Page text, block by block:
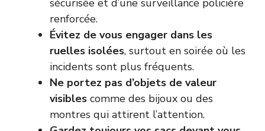
sécurisée et d’une surveillance policière
renforcée.
Évitez de vous engager dans les
ruelles isolées, surtout en soirée où les
incidents sont plus fréquents.
Ne portez pas d’objets de valeur
visibles comme des bijoux ou des
montres qui attirent l’attention.